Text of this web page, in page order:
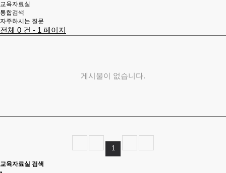
교육자료실
통합검색
자주하시는 질문
전체 0 건 - 1 페이지
게시물이 없습니다.
1
교육자료실 검색